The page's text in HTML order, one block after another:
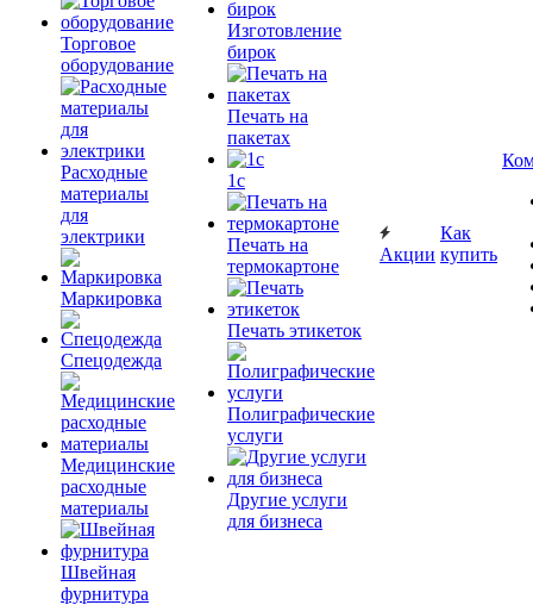
Торговое
оборудование
Расходные
материалы
для
электрики
Маркировка
Спецодежда
Медицинские
расходные
материалы
Швейная
фурнитура
Изготовление
бирок
Печать на
пакетах
1c
Печать на
термокартоне
Печать этикеток
Полиграфические
услуги
Другие услуги
для бизнеса
Акции
Как
купить